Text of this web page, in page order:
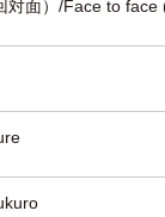
対面）/Face to